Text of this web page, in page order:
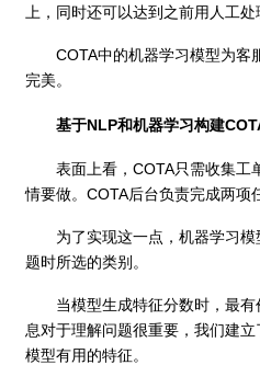
上，同时还可以达到之前用人工
COTA中的机器学习模型为客
完美。
基于NLP和机器学习构建
表面上看，COTA只需收集工
情要做。COTA后台负责完成两项
为了实现这一点，机器学习模
题时所选的类别。
当模型生成特征分数时，最有
息对于理解问题很重要，我们建
模型有用的特征。